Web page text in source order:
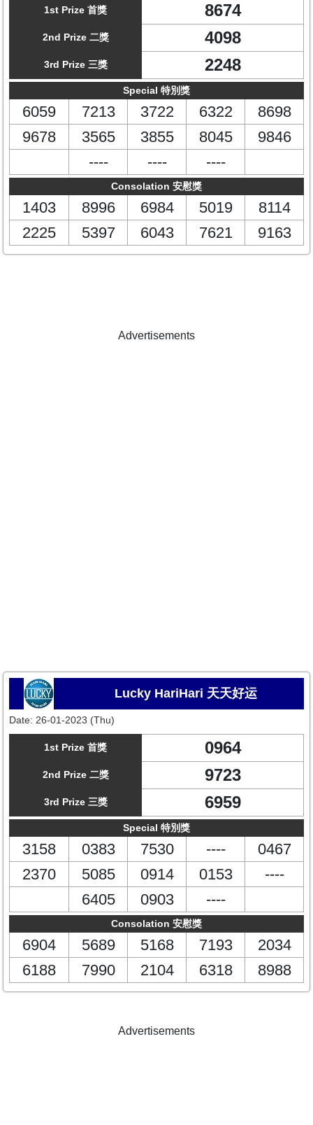
1st Prize 首獎 8674
2nd Prize 二獎 4098
3rd Prize 三獎 2248
Special 特別獎
6059 7213 3722 6322
8698
9678
3565 3855 8045
9846
----
---- ----
Consolation 安慰獎
1403 8996 6984 5019
8114
2225
5397 6043 7621 9163
Advertisements
Lucky HariHari 天天好运
Date: 26-01-2023 (Thu)
1st Prize 首獎 0964
2nd Prize 二獎 9723
3rd Prize 三獎 6959
Special 特別獎
3158 0383 7530 ----
0467
2370
5085 0914 0153
----
6405
0903 ----
Consolation 安慰獎
6904 5689 5168 7193
2034
6188
7990 2104 6318 8988
Advertisements